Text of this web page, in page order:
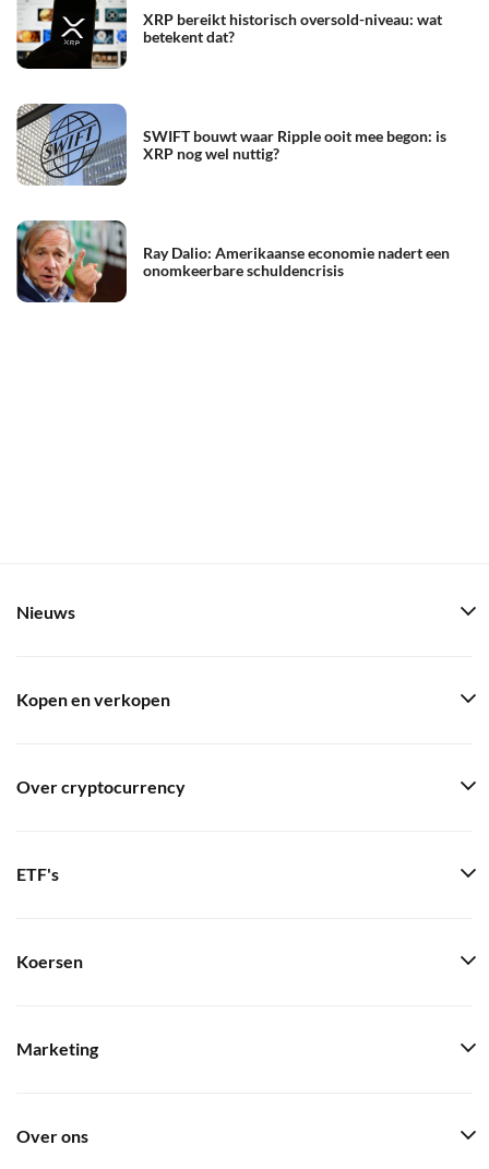
XRP bereikt historisch oversold-niveau: wat
betekent dat?
SWIFT bouwt waar Ripple ooit mee begon: is
XRP nog wel nuttig?
Ray Dalio: Amerikaanse economie nadert een
onomkeerbare schuldencrisis
Nieuws
Kopen en verkopen
Over cryptocurrency
ETF's
Koersen
Marketing
Over ons